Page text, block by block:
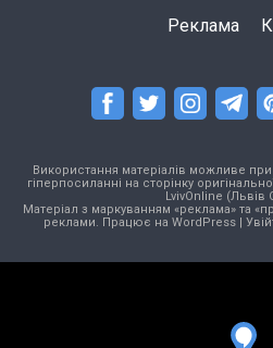
Реклама
Використання матеріалів можливе
гіперпосиланні на сторінку
LvivOnline (Львів
Матеріал з маркуванням «реклама» та
реклами. Працює на WordPress|